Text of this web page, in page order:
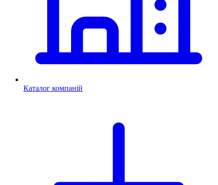
Каталог компаній